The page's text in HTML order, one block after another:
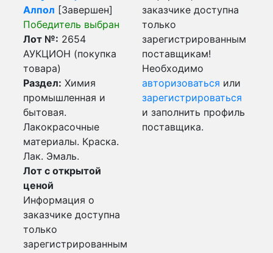
Алпол [Завершен]
Победитель выбран
Лот №: 2654
АУКЦИОН (покупка
товара)
Раздел: Химия
промышленная и
бытовая.
Лакокрасочные
материалы. Краска.
Лак. Эмаль.
Лот с открытой
ценой
Информация о
заказчике доступна
только
зарегистрированным
заказчике доступна
только
зарегистрированным
поставщикам!
Необходимо
авторизоваться или
зарегистрироваться
и заполнить профиль
поставщика.